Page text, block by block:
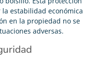
estabilidad económica
en la propiedad no se
adversas.